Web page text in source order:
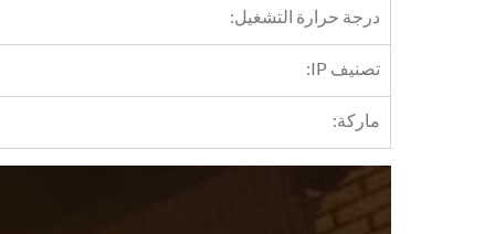
درجة حرارة التشغيل:
تصنيف IP:
ماركة: